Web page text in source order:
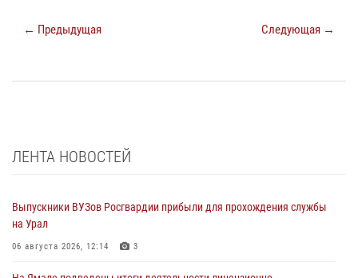
← Предыдущая Следующая →
ЛЕНТА НОВОСТЕЙ
Выпускники ВУЗов Росгвардии прибыли для прохождения службы
на Урал
06 августа 2026, 12:14 3